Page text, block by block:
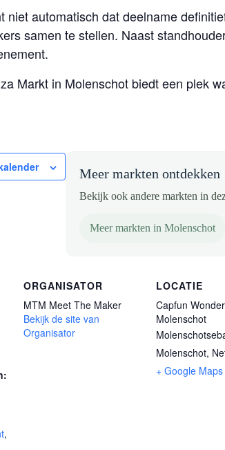
niet automatisch dat deelname
samen te stellen. Naast
Markt in Molenschot biedt een plek
Meer markten ontdekken
Bekijk ook andere markten in
Meer markten in Molenschot
,
ORGANISATOR
MTM Meet The Maker
Bekijk de site van
Organisator
LOCATIE
Capfun
Molenschot
Molenschot,
+ Google Maps